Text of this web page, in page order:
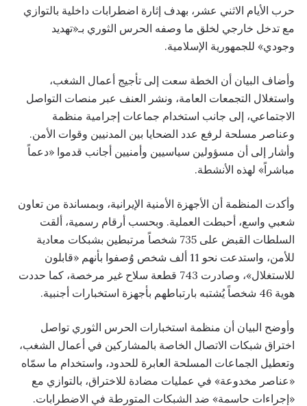
حرب الأيام الاثني عشر، بهدف إثارة اضطرابات داخلية بالتوازي
مع تدخل خارجي لخلق ما وصفه الحرس الثوري بـ«تهديد
وجودي» للجمهورية الإسلامية.
وأضاف البيان أن الخطة سعت إلى تأجيج أعمال الشغب،
واستغلال التجمعات العامة، ونشر العنف عبر منصات التواصل
الاجتماعي، إلى جانب استخدام جماعات إجرامية منظمة
وعناصر مسلحة لرفع عدد الضحايا بين المدنيين وقوات الأمن.
وأشار إلى أن مسؤولين سياسيين وأمنيين أجانب قدموا «دعماً
مباشراً» لهذه الأنشطة.
وأكدت المنظمة أن الأجهزة الأمنية الإيرانية، وبمساندة من تعاون
شعبي واسع، أحبطت العملية. وبحسب أرقام رسمية، ألقت
السلطات القبض على 735 شخصاً مرتبطين بشبكات معادية
للأمن، واستدعت نحو 11 ألف شخص وُصفوا بأنهم «قابلون
للاستغلال»، وصادرت 743 قطعة سلاح غير مرخصة، كما حددت
هوية 46 شخصاً يُشتبه بارتباطهم بأجهزة استخبارات أجنبية.
وأوضح البيان أن منظمة استخبارات الحرس الثوري تواصل
اختراق شبكات الاتصال الخاصة بالمشاركين في أعمال الشغب،
وتعطيل الجماعات المسلحة العابرة للحدود، واستخدام ما سمّاه
«عناصر مخدوعة» في عمليات مضادة للاختراق، بالتوازي مع
«إجراءات حاسمة» ضد الشبكات المتورطة في الاضطرابات.